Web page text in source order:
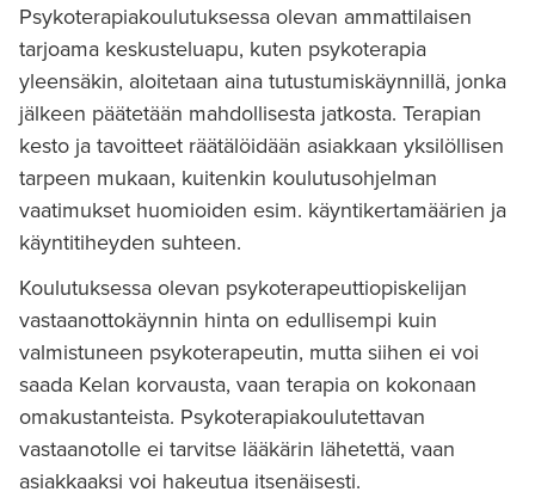
Psykoterapiakoulutuksessa olevan ammattilaisen
tarjoama keskusteluapu, kuten psykoterapia
yleensäkin, aloitetaan aina tutustumiskäynnillä, jonka
jälkeen päätetään mahdollisesta jatkosta. Terapian
kesto ja tavoitteet räätälöidään asiakkaan yksilöllisen
tarpeen mukaan, kuitenkin koulutusohjelman
vaatimukset huomioiden esim. käyntikertamäärien ja
käyntitiheyden suhteen.
Koulutuksessa olevan psykoterapeuttiopiskelijan
vastaanottokäynnin hinta on edullisempi kuin
valmistuneen psykoterapeutin, mutta siihen ei voi
saada Kelan korvausta, vaan terapia on kokonaan
omakustanteista. Psykoterapiakoulutettavan
vastaanotolle ei tarvitse lääkärin lähetettä, vaan
asiakkaaksi voi hakeutua itsenäisesti.